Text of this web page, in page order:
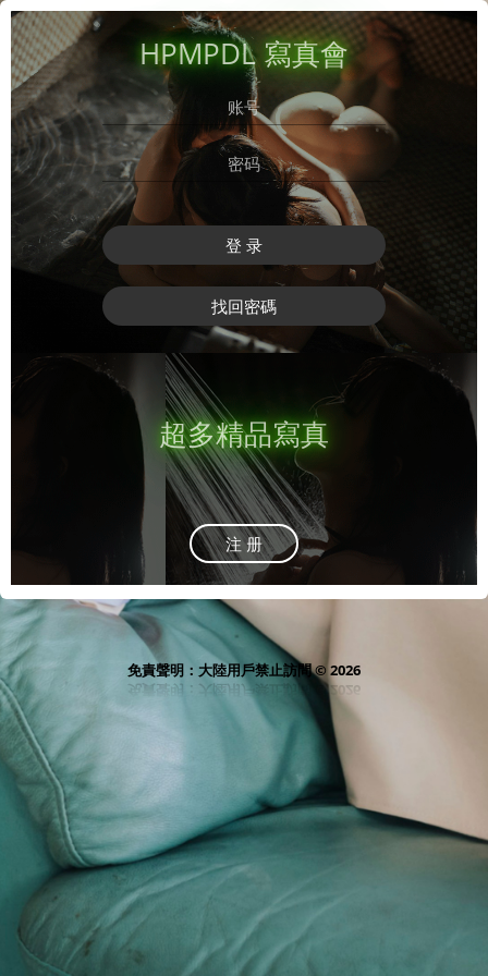
HPMPDL 寫真會
登 录
找回密碼
超多精品寫真
注 册
登 录
免責聲明：大陸用戶禁止訪問 © 2026